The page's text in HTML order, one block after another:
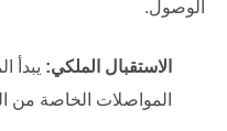
الوصول.
الاستقبال الملكي: يبدأ
المواصلات الخاصة من